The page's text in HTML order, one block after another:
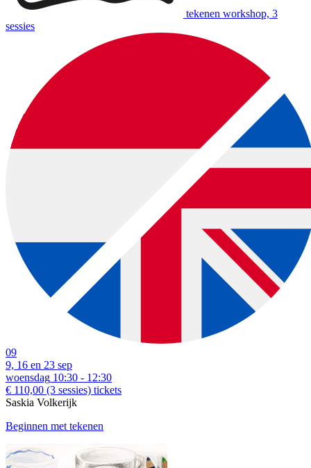
tekenen workshop, 3
sessies
09
9, 16 en 23 sep
woensdag 10:30 - 12:30
€ 110,00 (3 sessies) tickets
Saskia Volkerijk
Beginnen met tekenen